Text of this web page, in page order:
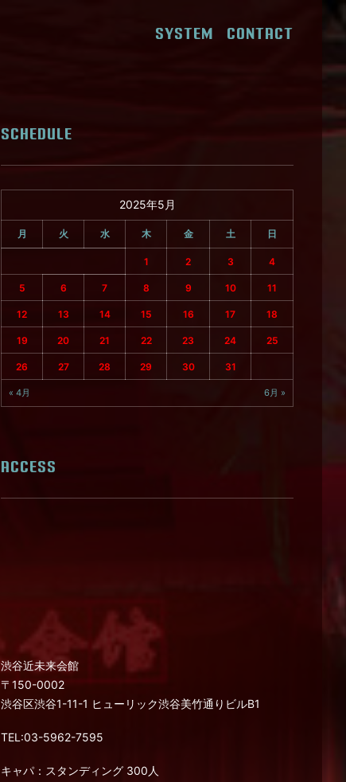
SYSTEM CONTACT
SCHEDULE
2025年5月
月 火 水 木 金 土 日
1 2 3 4
5 6 7 8 9 10 11
12 13 14 15 16 17 18
19 20 21 22 23 24 25
26 27 28 29 30 31
« 4月 6月 »
ACCESS
渋谷近未来会館
〒150-0002
渋谷区渋谷1-11-1 ヒューリック渋谷美竹通りビルB1
TEL:03-5962-7595
キャパ：スタンディング 300人